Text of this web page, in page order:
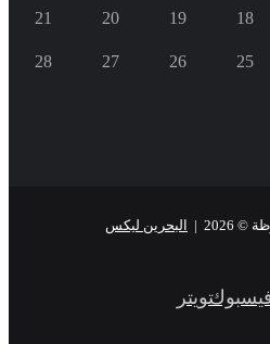
18
19
20
21
25
26
27
28
2026 | البحرين ليكس
تويتر